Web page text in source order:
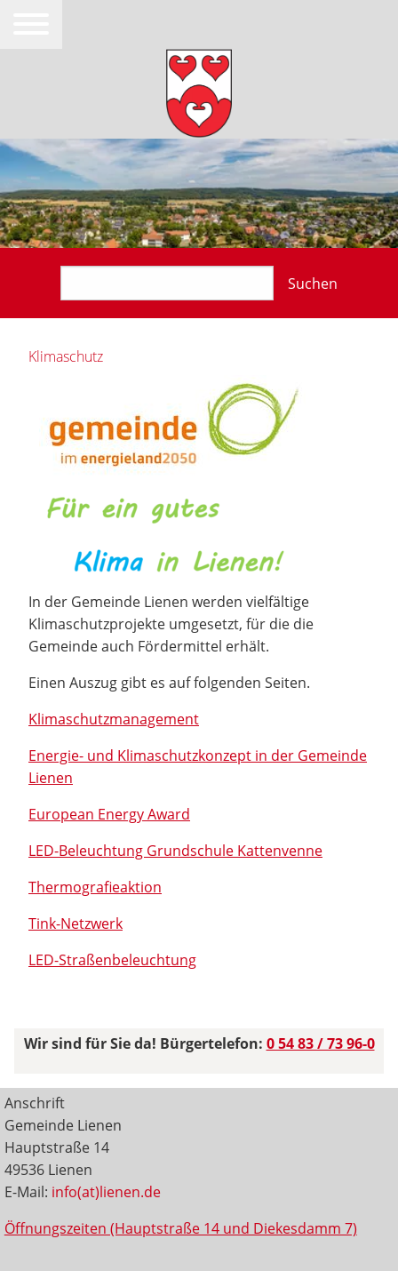
Suchen
Klimaschutz
In der Gemeinde Lienen werden vielfältige
Klimaschutzprojekte umgesetzt, für die die
Gemeinde auch Fördermittel erhält.
Einen Auszug gibt es auf folgenden Seiten.
Klimaschutzmanagement
Energie- und Klimaschutzkonzept in der Gemeinde
Lienen
European Energy Award
LED-Beleuchtung Grundschule Kattenvenne
Thermografieaktion
Tink-Netzwerk
LED-Straßenbeleuchtung
Wir sind für Sie da! Bürgertelefon: 0 54 83 / 73 96-0
Anschrift
Gemeinde Lienen
Hauptstraße 14
49536 Lienen
E-Mail: info(at)lienen.de
Öffnungszeiten (Hauptstraße 14 und Diekesdamm 7)